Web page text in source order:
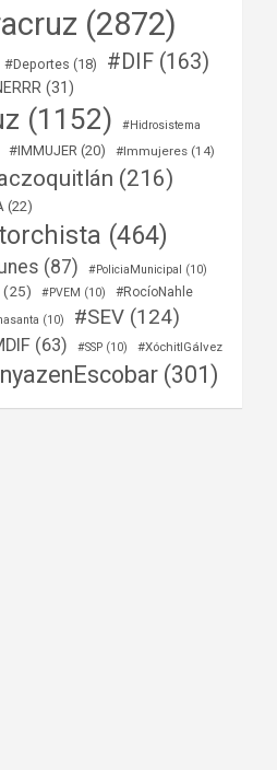
(2872)
#Deportes (18) #DIF (163)
(31)
(1152)
#Hidrosistema
#IMMUJER (20) #Immujeres (14)
(216)
(22)
(464)
(87) #PoliciaMunicipal (10)
(25) #PVEM (10)
#RocíoNahle
(10) #SEV (124)
(63) #SSP (10) #XóchitlGálvez
(301)